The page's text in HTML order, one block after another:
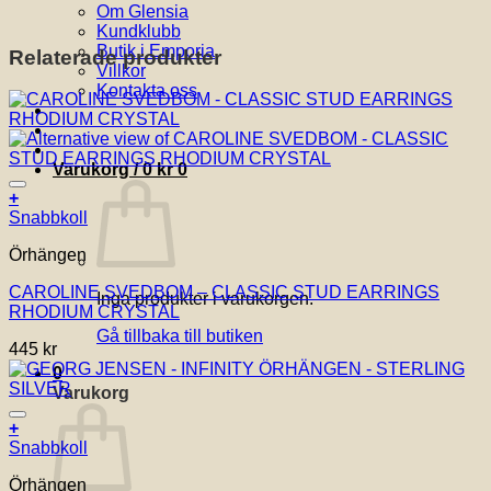
Om Glensia
Kundklubb
Butik i Emporia
Villkor
Kontakta oss
Varukorg /0kr 0
Inga produkter i varukorgen.
Gå tillbaka till butiken
0
Varukorg
Relaterade produkter
+
Snabbkoll
Örhängen
CAROLINE SVEDBOM – CLASSIC STUD EARRINGS
RHODIUM CRYSTAL
445 kr
+
Snabbkoll
Örhängen